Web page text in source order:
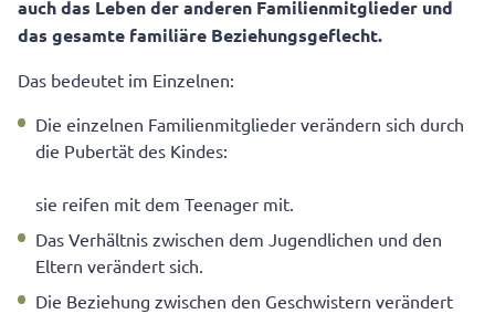
auch das Leben der anderen Familienmitglieder und
das gesamte familiäre Beziehungsgeflecht.
Das bedeutet im Einzelnen:
Die einzelnen Familienmitglieder verändern sich durch
die Pubertät des Kindes:
sie reifen mit dem Teenager mit.
Das Verhältnis zwischen dem Jugendlichen und den
Eltern verändert sich.
Die Beziehung zwischen den Geschwistern verändert